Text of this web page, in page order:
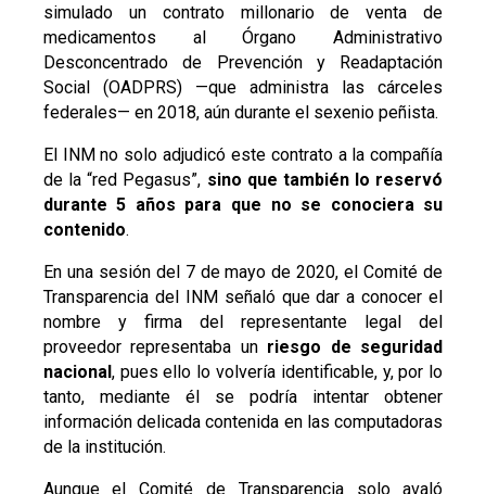
simulado un contrato millonario de venta de
medicamentos al Órgano Administrativo
Desconcentrado de Prevención y Readaptación
Social (OADPRS) —que administra las cárceles
federales— en 2018, aún durante el sexenio peñista.
El INM no solo adjudicó este contrato a la compañía
de la “red Pegasus”, sino que también lo reservó
durante 5 años para que no se conociera su
contenido.
En una sesión del 7 de mayo de 2020, el Comité de
Transparencia del INM señaló que dar a conocer el
nombre y firma del representante legal del
proveedor representaba un riesgo de seguridad
nacional, pues ello lo volvería identificable, y, por lo
tanto, mediante él se podría intentar obtener
información delicada contenida en las computadoras
de la institución.
Aunque el Comité de Transparencia solo avaló